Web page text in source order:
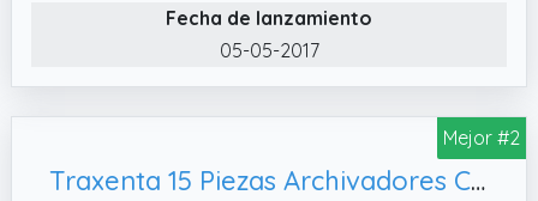
Fecha de lanzamiento
05-05-2017
Mejor #2
Traxenta 15 Piezas Archivadores Colgantes, Oficina